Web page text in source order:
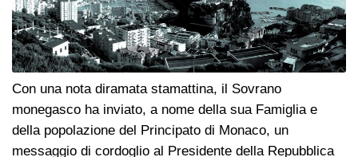
Con una nota diramata stamattina, il Sovrano
monegasco ha inviato, a nome della sua Famiglia e
della popolazione del Principato di Monaco, un
messaggio di cordoglio al Presidente della Repubblica